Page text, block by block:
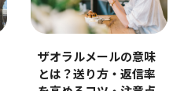
ザオラルメールの意味
とは？送り方・返信率